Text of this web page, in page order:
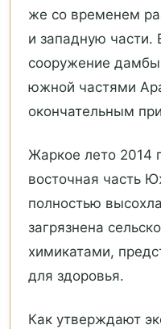
же со временем
и западную части.
сооружение
южной частями
окончательным
Жаркое лето 2014
восточная часть
полностью
загрязнена
химикатами,
для здоровья.
Как утверждают